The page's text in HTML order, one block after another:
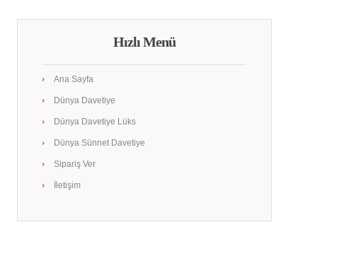
Hızlı Menü
Ana Sayfa
Dünya Davetiye
Dünya Davetiye Lüks
Dünya Sünnet Davetiye
Sipariş Ver
İletişim